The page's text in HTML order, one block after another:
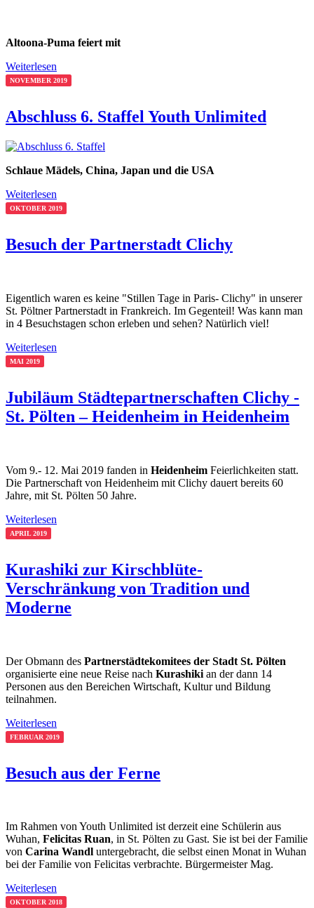
Altoona-Puma feiert mit
Weiterlesen
NOVEMBER 2019
Abschluss 6. Staffel Youth Unlimited
Schlaue Mädels, China, Japan und die USA
Weiterlesen
OKTOBER 2019
Besuch der Partnerstadt Clichy
Eigentlich waren es keine "Stillen Tage in Paris- Clichy" in unserer
St. Pöltner Partnerstadt in Frankreich. Im Gegenteil! Was kann man
in 4 Besuchstagen schon erleben und sehen? Natürlich viel!
Weiterlesen
MAI 2019
Jubiläum Städtepartnerschaften Clichy -
St. Pölten – Heidenheim in Heidenheim
Vom 9.- 12. Mai 2019 fanden in Heidenheim Feierlichkeiten statt.
Die Partnerschaft von Heidenheim mit Clichy dauert bereits 60
Jahre, mit St. Pölten 50 Jahre.
Weiterlesen
APRIL 2019
Kurashiki zur Kirschblüte-
Verschränkung von Tradition und
Moderne
Der Obmann des Partnerstädtekomitees der Stadt St. Pölten
organisierte eine neue Reise nach Kurashiki an der dann 14
Personen aus den Bereichen Wirtschaft, Kultur und Bildung
teilnahmen.
Weiterlesen
FEBRUAR 2019
Besuch aus der Ferne
Im Rahmen von Youth Unlimited ist derzeit eine Schülerin aus
Wuhan, Felicitas Ruan, in St. Pölten zu Gast. Sie ist bei der Familie
von Carina Wandl untergebracht, die selbst einen Monat in Wuhan
bei der Familie von Felicitas verbrachte. Bürgermeister Mag.
Weiterlesen
OKTOBER 2018